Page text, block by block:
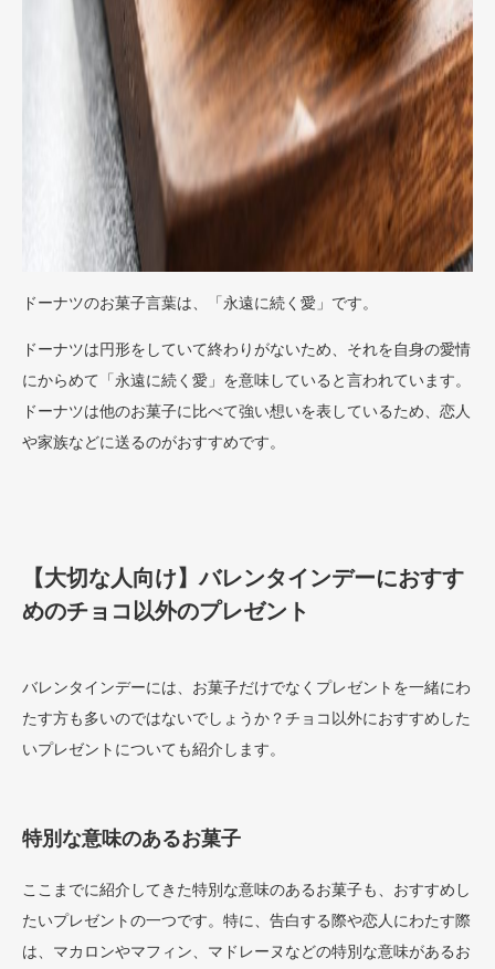
ドーナツのお菓子言葉は、「永遠に続く愛」です。
ドーナツは円形をしていて終わりがないため、それを自身の愛情
にからめて「永遠に続く愛」を意味していると言われています。
ドーナツは他のお菓子に比べて強い想いを表しているため、恋人
や家族などに送るのがおすすめです。
【大切な人向け】バレンタインデーにおすす
めのチョコ以外のプレゼント
バレンタインデーには、お菓子だけでなくプレゼントを一緒にわ
たす方も多いのではないでしょうか？チョコ以外におすすめした
いプレゼントについても紹介します。
特別な意味のあるお菓子
ここまでに紹介してきた特別な意味のあるお菓子も、おすすめし
たいプレゼントの一つです。特に、告白する際や恋人にわたす際
は、マカロンやマフィン、マドレーヌなどの特別な意味があるお